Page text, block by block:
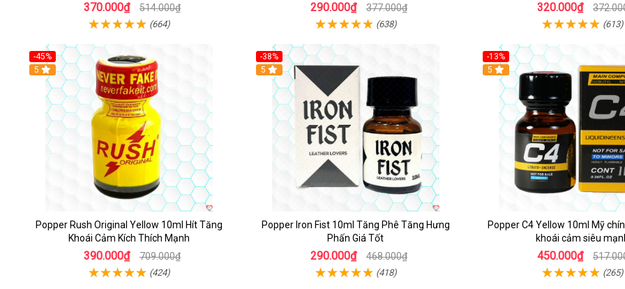
370.000₫ 514.000₫
(664)
290.000₫ 377.000₫
(638)
320.000₫
(613)
-45%
5
Popper Rush Original Yellow 10ml Hít Tăng
Khoái Cảm Kích Thích Mạnh
390.000₫ 709.000₫
(424)
-38%
5
Popper Iron Fist 10ml Tăng Phê Tăng Hưng
Phấn Giá Tốt
290.000₫ 468.000₫
(418)
-13%
Hot
5
Popper C4 Yellow 10ml Mỹ
khoái cảm siêu
450.000₫
(265)